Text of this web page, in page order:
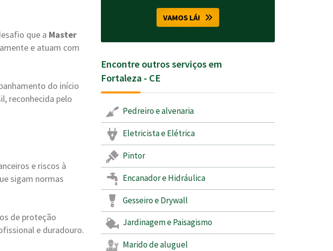
que a Master
e atuam com
do início
reconhecida pelo
e riscos à
sigam normas
de proteção
e duradouro.
VAMOS LÁ!
Encontre outros serviços em
Fortaleza - CE
Pedreiro e alvenaria
Eletricista e Elétrica
Pintor
Encanador e Hidráulica
Gesseiro e Drywall
Jardinagem e Paisagismo
Marido de aluguel